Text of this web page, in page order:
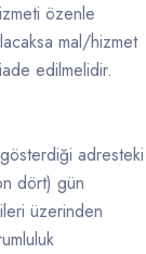
özenle
mal/hizmet
edilmelidir.
adresteki
dört) gün
üzerinden